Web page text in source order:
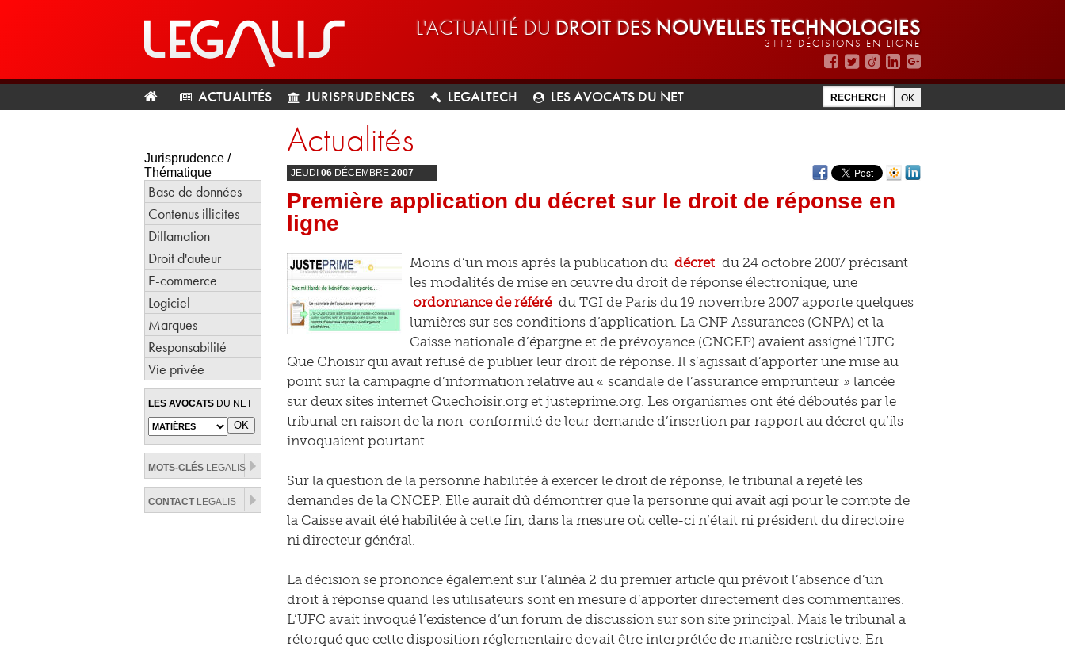
L'ACTUALITÉ DU DROIT DES NOUVELLES TECHNOLOGIES
3112 DÉCISIONS EN LIGNE
ACTUALITÉS JURISPRUDENCES LEGALTECH LES AVOCATS DU NET
Jurisprudence /
Thématique
Base de données
Contenus illicites
Diffamation
Droit d'auteur
E-commerce
Logiciel
Marques
Responsabilité
Vie privée
LES AVOCATS DU NET
MOTS-CLÉS LEGALIS
CONTACTLEGALIS
Actualités
JEUDI 06 DÉCEMBRE 2007
Première application du décret sur le droit de réponse en
ligne
Moins d’un mois après la publication du décret du 24 octobre 2007 précisant
les modalités de mise en œuvre du droit de réponse électronique, une
ordonnance de référé du TGI de Paris du 19 novembre 2007 apporte quelques
lumières sur ses conditions d’application. La CNP Assurances (CNPA) et la
Caisse nationale d’épargne et de prévoyance (CNCEP) avaient assigné l’UFC
Que Choisir qui avait refusé de publier leur droit de réponse. Il s’agissait d’apporter une mise au
point sur la campagne d’information relative au « scandale de l’assurance emprunteur » lancée
sur deux sites internet Quechoisir.org et justeprime.org. Les organismes ont été déboutés par le
tribunal en raison de la non-conformité de leur demande d’insertion par rapport au décret qu’ils
invoquaient pourtant.
Sur la question de la personne habilitée à exercer le droit de réponse, le tribunal a rejeté les
demandes de la CNCEP. Elle aurait dû démontrer que la personne qui avait agi pour le compte de
la Caisse avait été habilitée à cette fin, dans la mesure où celle-ci n’était ni président du directoire
ni directeur général.
La décision se prononce également sur l’alinéa 2 du premier article qui prévoit l’absence d’un
droit à réponse quand les utilisateurs sont en mesure d’apporter directement des commentaires.
L’UFC avait invoqué l’existence d’un forum de discussion sur son site principal. Mais le tribunal a
rétorqué que cette disposition réglementaire devait être interprétée de manière restrictive. En